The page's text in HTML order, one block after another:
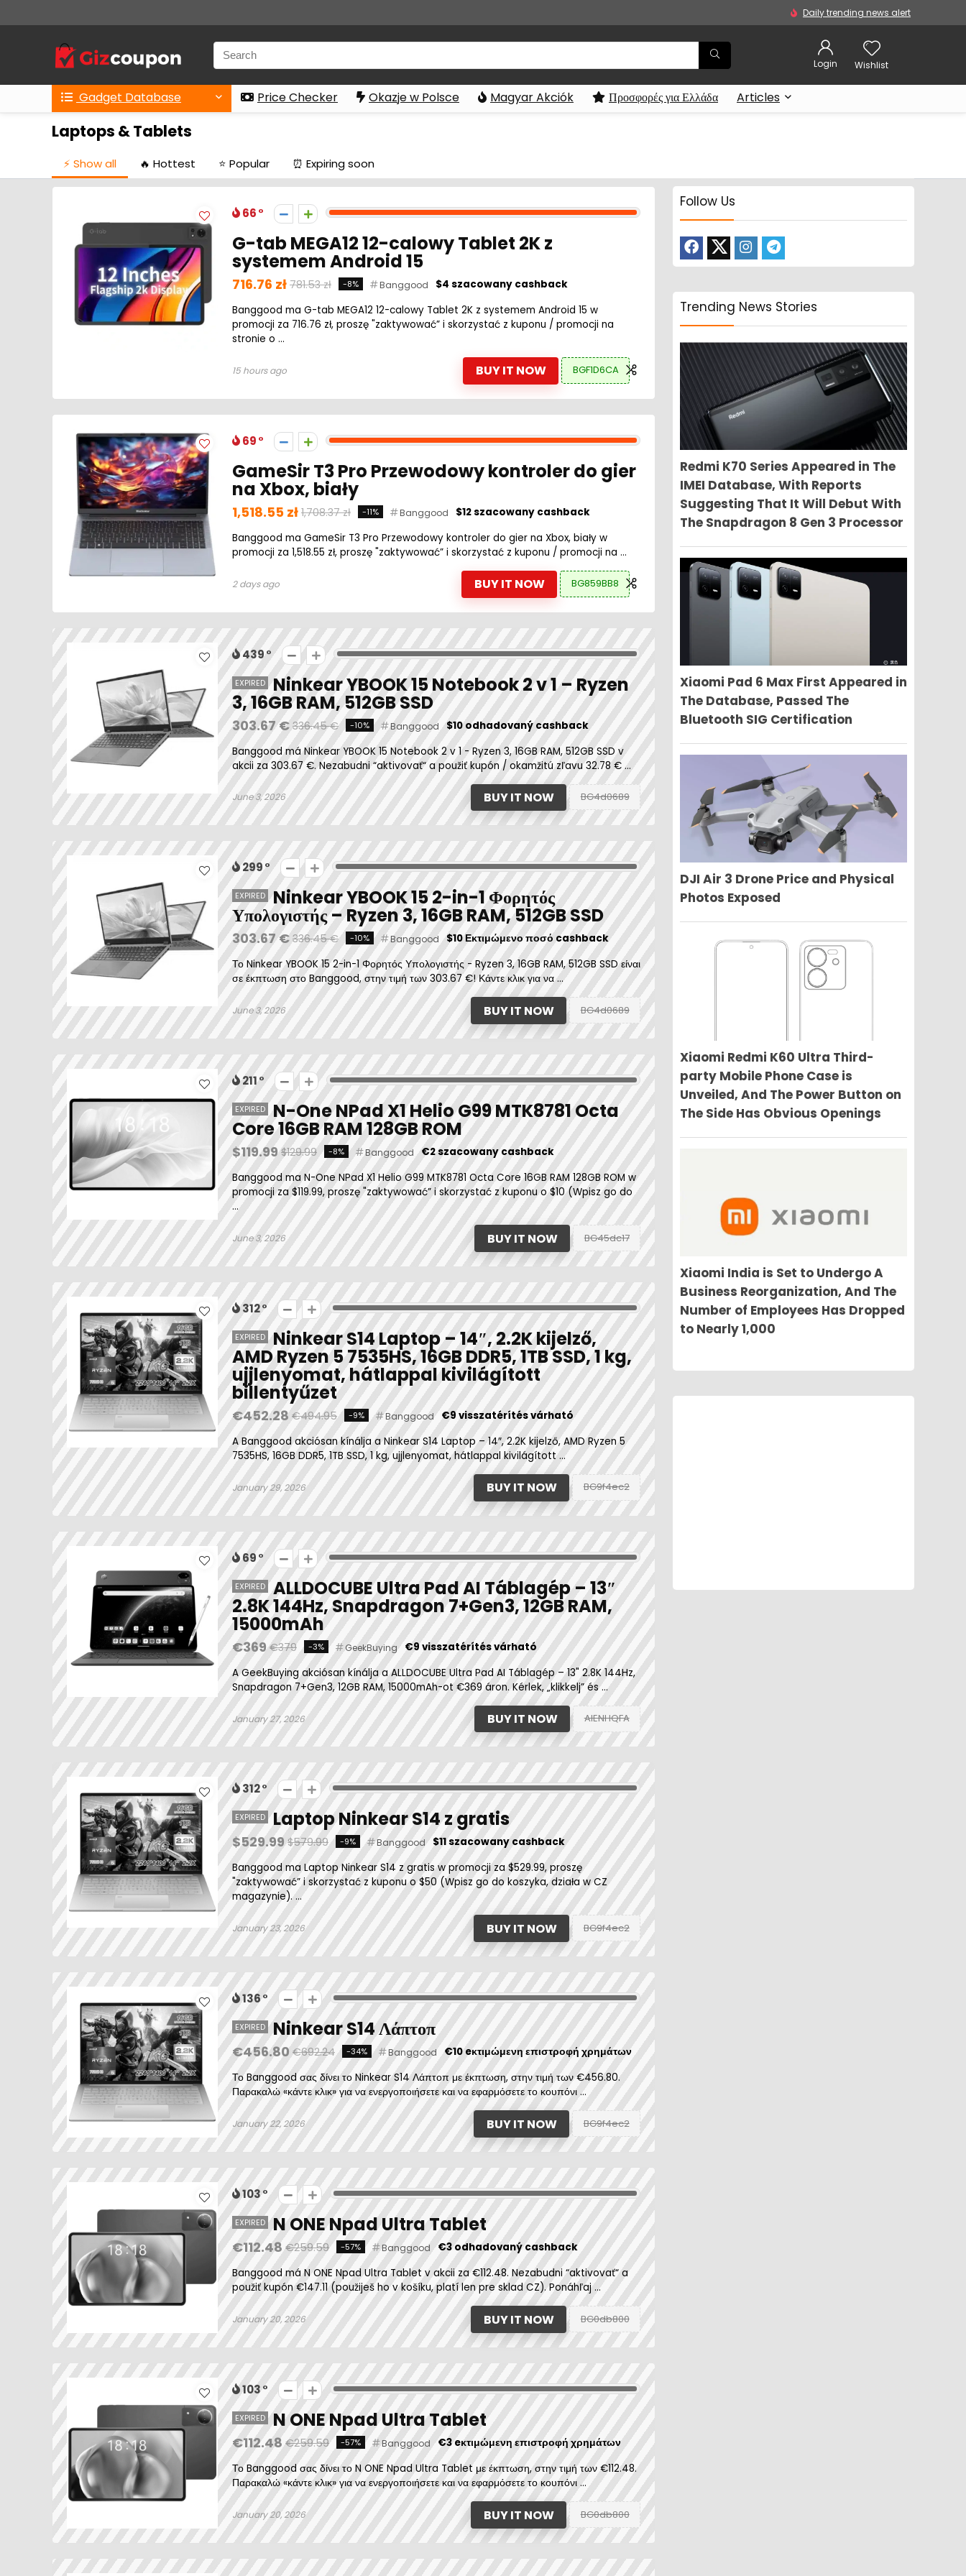
Daily trending news alert
Login Wishlist
Gadget Database Price Checker Okazje w Polsce Magyar Akciók Προσφορές για Ελλάδα Articles
Laptops & Tablets
⚡️ Show all 🔥 Hottest ⭐️ Popular ⏰ Expiring soon
66
G-tab MEGA12 12-calowy Tablet 2K z
systemem Android 15
716.76 zł 781.53 zł -8% Banggood
$4 szacowany cashback
Banggood ma G-tab MEGA12 12-calowy Tablet 2K z systemem Android 15 w
promocji za 716.76 zł, proszę "zaktywować” i skorzystać z kuponu / promocji na
stronie o ...
15 hours ago BUY IT NOW BGF1D6CA
69
GameSir T3 Pro Przewodowy kontroler do gier
na Xbox, biały
1,518.55 zł 1,708.37 zł -11% Banggood
$12 szacowany cashback
Banggood ma GameSir T3 Pro Przewodowy kontroler do gier na Xbox, biały w
promocji za 1,518.55 zł, proszę "zaktywować” i skorzystać z kuponu / promocji na ...
2 days ago BUY IT NOW BG859BB8
439
EXPIRED Ninkear YBOOK 15 Notebook 2 v 1 – Ryzen
3, 16GB RAM, 512GB SSD
303.67 € 336.45 € -10% Banggood
$10 odhadovaný cashback
Banggood má Ninkear YBOOK 15 Notebook 2 v 1 - Ryzen 3, 16GB RAM, 512GB SSD v
akcii za 303.67 €. Nezabudni “aktivovať“ a použiť kupón / okamžitú zľavu 32.78 € ...
June 3, 2026 BUY IT NOW BG4d0689
299
EXPIRED Ninkear YBOOK 15 2-in-1 Φορητός
Υπολογιστής – Ryzen 3, 16GB RAM, 512GB SSD
303.67 € 336.45 € -10% Banggood
$10 Εκτιμώμενο ποσό cashback
Το Ninkear YBOOK 15 2-in-1 Φορητός Υπολογιστής - Ryzen 3, 16GB RAM, 512GB SSD είναι
σε έκπτωση στο Banggood, στην τιμή των 303.67 €! Κάντε κλικ για να ...
June 3, 2026 BUY IT NOW BG4d0689
211
EXPIRED N-One NPad X1 Helio G99 MTK8781 Octa
Core 16GB RAM 128GB ROM
$119.99 $129.99 -8% Banggood
€2 szacowany cashback
Banggood ma N-One NPad X1 Helio G99 MTK8781 Octa Core 16GB RAM 128GB ROM w
promocji za $119.99, proszę "zaktywować” i skorzystać z kuponu o $10 (Wpisz go do
...
June 3, 2026 BUY IT NOW BG45dc17
312
EXPIRED Ninkear S14 Laptop – 14″, 2.2K kijelző,
AMD Ryzen 5 7535HS, 16GB DDR5, 1TB SSD, 1 kg,
ujjlenyomat, hátlappal kivilágított
billentyűzet
€452.28 €494.95 -9% Banggood
€9 visszatérítés várható
A Banggood akciósan kínálja a Ninkear S14 Laptop – 14″, 2.2K kijelző, AMD Ryzen 5
7535HS, 16GB DDR5, 1TB SSD, 1 kg, ujjlenyomat, hátlappal kivilágított ...
January 29, 2026 BUY IT NOW BG9f4ec2
69
EXPIRED ALLDOCUBE Ultra Pad AI Táblagép – 13″
2.8K 144Hz, Snapdragon 7+Gen3, 12GB RAM,
15000mAh
€369 €379 -3% GeekBuying
€9 visszatérítés várható
A GeekBuying akciósan kínálja a ALLDOCUBE Ultra Pad AI Táblagép – 13" 2.8K 144Hz,
Snapdragon 7+Gen3, 12GB RAM, 15000mAh-ot €369 áron. Kérlek, „klikkelj” és ...
January 27, 2026 BUY IT NOW AIENHQFA
312
EXPIRED Laptop Ninkear S14 z gratis
$529.99 $579.99 -9% Banggood
$11 szacowany cashback
Banggood ma Laptop Ninkear S14 z gratis w promocji za $529.99, proszę
"zaktywować” i skorzystać z kuponu o $50 (Wpisz go do koszyka, działa w CZ
magazynie). ...
January 23, 2026 BUY IT NOW BG9f4ec2
136
EXPIRED Ninkear S14 Λάπτοπ
€456.80 €692.24 -34% Banggood
€10 eκτιμώμενη επιστροφή χρημάτων
Το Banggood σας δίνει το Ninkear S14 Λάπτοπ με έκπτωση, στην τιμή των €456.80.
Παρακαλώ «κάντε κλικ» για να ενεργοποιήσετε και να εφαρμόσετε το κουπόνι ...
January 22, 2026 BUY IT NOW BG9f4ec2
103
EXPIRED N ONE Npad Ultra Tablet
€112.48 €259.59 -57% Banggood
€3 odhadovaný cashback
Banggood má N ONE Npad Ultra Tablet v akcii za €112.48. Nezabudni “aktivovať“ a
použiť kupón €147.11 (použiješ ho v košíku, platí len pre sklad CZ). Ponáhľaj ...
January 20, 2026 BUY IT NOW BG0db800
103
EXPIRED N ONE Npad Ultra Tablet
€112.48 €259.59 -57% Banggood
€3 eκτιμώμενη επιστροφή χρημάτων
Το Banggood σας δίνει το N ONE Npad Ultra Tablet με έκπτωση, στην τιμή των €112.48.
Παρακαλώ «κάντε κλικ» για να ενεργοποιήσετε και να εφαρμόσετε το κουπόνι ...
January 20, 2026 BUY IT NOW BG0db800
Follow Us
Trending News Stories
Redmi K70 Series Appeared in The
IMEI Database, With Reports
Suggesting That It Will Debut With
The Snapdragon 8 Gen 3 Processor
Xiaomi Pad 6 Max First Appeared in
The Database, Passed The
Bluetooth SIG Certification
DJI Air 3 Drone Price and Physical
Photos Exposed
Xiaomi Redmi K60 Ultra Third-
party Mobile Phone Case is
Unveiled, And The Power Button on
The Side Has Obvious Openings
Xiaomi India is Set to Undergo A
Business Reorganization, And The
Number of Employees Has Dropped
to Nearly 1,000